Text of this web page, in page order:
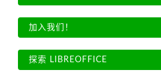
加入我们！
探索 LIBREOFFICE